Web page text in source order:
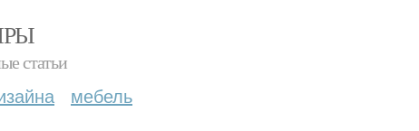
статьи
мебель